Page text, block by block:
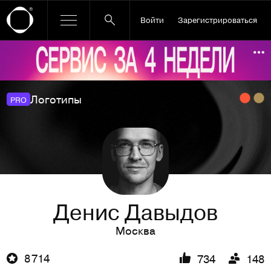
Войти Зарегистрироваться
Ссылка баннера
PRO Логотипы
Денис Давыдов
Москва
8 714
734 148